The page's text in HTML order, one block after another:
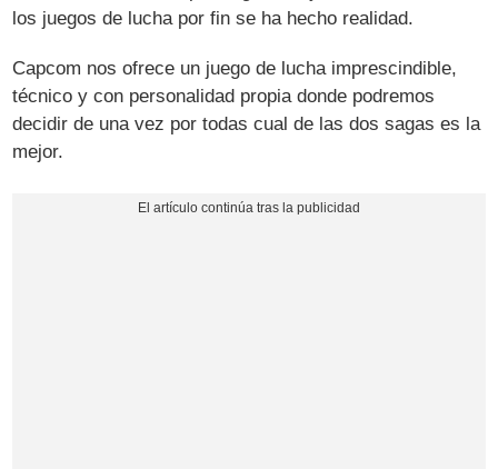
los juegos de lucha por fin se ha hecho realidad.
Capcom nos ofrece un juego de lucha imprescindible,
técnico y con personalidad propia donde podremos
decidir de una vez por todas cual de las dos sagas es la
mejor.